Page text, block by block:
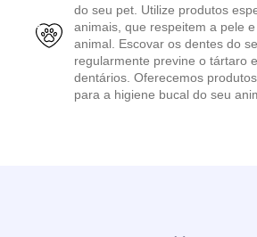
do seu pet. Utilize produtos
animais, que respeitem a pele
animal. Escovar os dentes do
regularmente previne o tártaro
dentários. Oferecemos
para a higiene bucal do seu